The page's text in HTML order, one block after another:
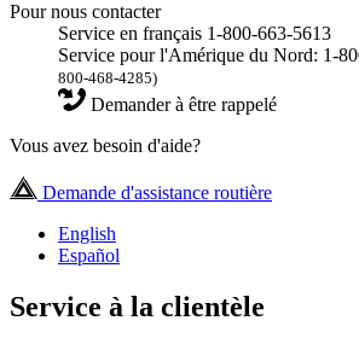
Pour nous contacter
Service en français 1-800-663-5613
Service pour l'Amérique du Nord: 1-
800-468-4285)
Demander à être rappelé
Vous avez besoin d'aide?
Demande d'assistance routière
English
Español
Service à la clientèle